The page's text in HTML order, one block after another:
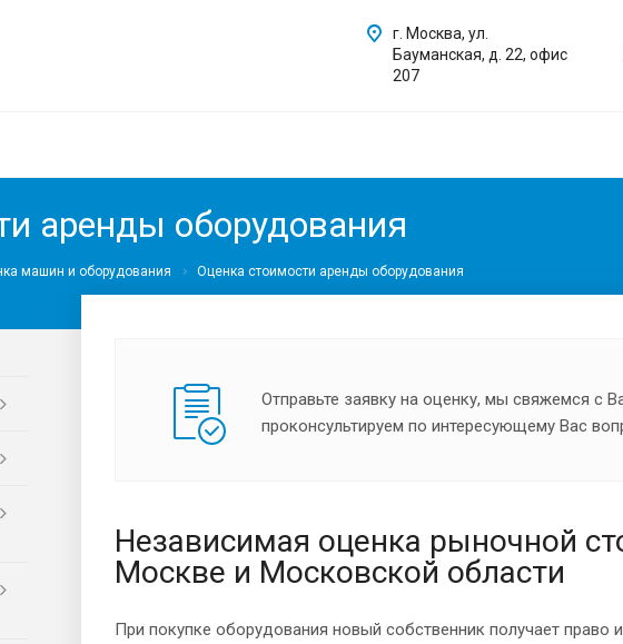
г. Москва, ул.
Бауманская, д. 22, офис
207
аренды оборудования
машин и оборудования Оценка стоимости аренды оборудования
Отправьте заявку на оценку, мы свяжемся с
проконсультируем по интересующему Вас
Независимая оценка рыночной
Москве и Московской области
При покупке оборудования новый собственник получает